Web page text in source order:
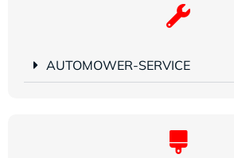
AUTOMOWER-SERVICE